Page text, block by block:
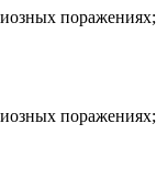
поражениях;
поражениях;